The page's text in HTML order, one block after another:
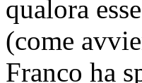
qualora
(come
Franco ha